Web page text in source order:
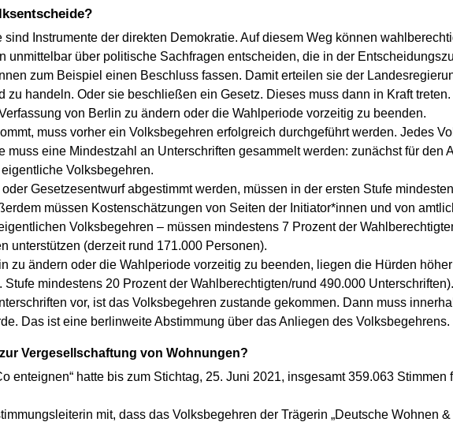
Instrumente der direkten Demokratie. Auf diesem Weg können
unmittelbar über politische Sachfragen entscheiden, die in der
zum Beispiel einen Beschluss fassen. Damit erteilen sie der
zu handeln. Oder sie beschließen ein Gesetz. Dieses muss dann in Kraft
von Berlin zu ändern oder die Wahlperiode vorzeitig zu beenden.
muss vorher ein Volksbegehren erfolgreich durchgeführt werden. Jedes
muss eine Mindestzahl an Unterschriften gesammelt werden: zunächst für den
Volksbegehren.
Gesetzesentwurf abgestimmt werden, müssen in der ersten Stufe
müssen Kostenschätzungen von Seiten der Initiator*innen und von
Volksbegehren – müssen mindestens 7 Prozent der
unterstützen (derzeit rund 171.000 Personen).
zu ändern oder die Wahlperiode vorzeitig zu beenden, liegen die Hürden
mindestens 20 Prozent der Wahlberechtigten/rund 490.000 Unterschriften).
vor, ist das Volksbegehren zustande gekommen. Dann muss
Das ist eine berlinweite Abstimmung über das Anliegen des Volksbegehrens.
zur Vergesellschaftung von Wohnungen?
enteignen“ hatte bis zum Stichtag, 25. Juni 2021, insgesamt 359.063 Stimmen
mit, dass das Volksbegehren der Trägerin „Deutsche Wohnen &